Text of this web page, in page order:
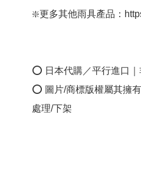
❇️更多其他雨具產品：
⭕ 日本代購／平行進口
⭕ 圖片/商標版權屬其擁
處理/下架